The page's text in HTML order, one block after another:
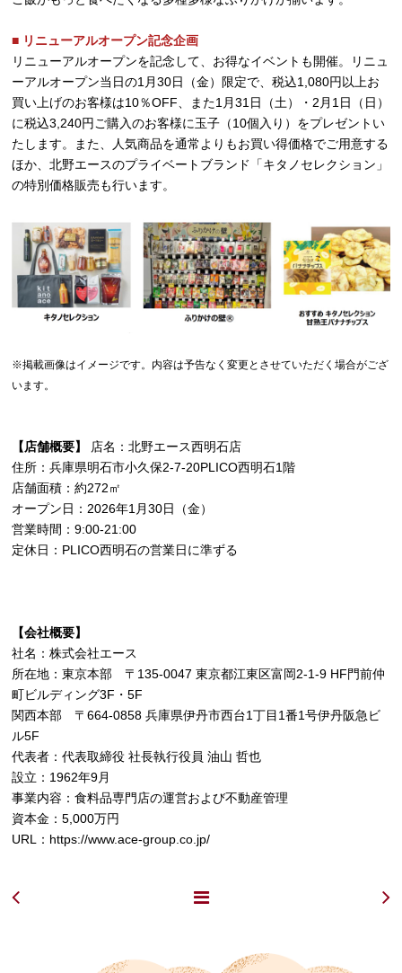
■ リニューアルオープン記念企画
リニューアルオープンを記念して、お得なイベントも開催。リニュ
ーアルオープン当日の1月30日（金）限定で、税込1,080円以上お
買い上げのお客様は10％OFF、また1月31日（土）・2月1日（日）
に税込3,240円ご購入のお客様に玉子（10個入り）をプレゼントい
たします。また、人気商品を通常よりもお買い得価格でご用意する
ほか、北野エースのプライベートブランド「キタノセレクション」
の特別価格販売も行います。
※掲載画像はイメージです。内容は予告なく変更とさせていただく場合がござ
います。
【店舗概要】
店名：北野エース西明石店
住所：兵庫県明石市小久保2-7-20PLICO西明石1階
店舗面積：約272㎡
オープン日：2026年1月30日（金）
営業時間：9:00-21:00
定休日：PLICO西明石の営業日に準ずる
【会社概要】
社名：株式会社エース
所在地：東京本部 〒135-0047 東京都江東区富岡2-1-9 HF門前仲
町ビルディング3F・5F
関西本部 〒664-0858 兵庫県伊丹市西台1丁目1番1号伊丹阪急ビ
ル5F
代表者：代表取締役 社長執行役員 油山 哲也
設立：1962年9月
事業内容：食料品専門店の運営および不動産管理
資本金：5,000万円
URL： https://www.ace-group.co.jp/